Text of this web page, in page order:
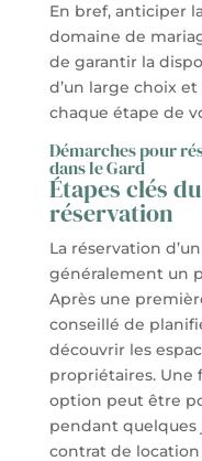
En bref, anticiper
domaine de
de garantir la
d’un large choix
chaque étape de
Démarches pour
dans le Gard
Étapes clés
réservation
La réservation
généralement un
Après une
conseillé de
découvrir les
propriétaires. Une
option peut être
pendant quelques
contrat de